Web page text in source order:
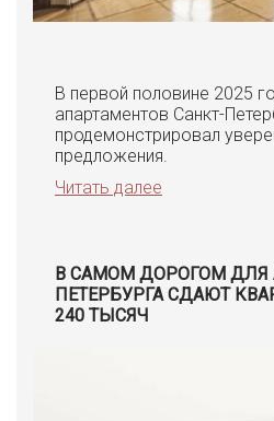
В первой половине 2025
апартаментов Санкт-
продемонстрировал
предложения.
Читать далее
В САМОМ ДОРОГОМ ДЛЯ
ПЕТЕРБУРГА СДАЮТ
240 ТЫСЯЧ